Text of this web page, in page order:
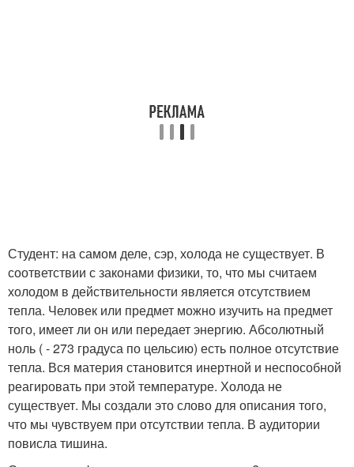
Студент: на самом деле, сэр, холода не существует. В
соответствии с законами физики, то, что мы считаем
холодом в действительности является отсутствием
тепла. Человек или предмет можно изучить на предмет
того, имеет ли он или передает энергию. Абсолютный
ноль ( - 273 градуса по цельсию) есть полное отсутствие
тепла. Вся материя становится инертной и неспособной
реагировать при этой температуре. Холода не
существует. Мы создали это слово для описания того,
что мы чувствуем при отсутствии тепла. В аудитории
повисла тишина.